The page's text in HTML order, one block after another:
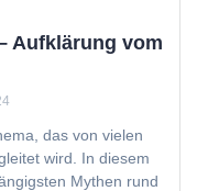
Aufklärung vom
das von vielen
wird. In diesem
Mythen rund